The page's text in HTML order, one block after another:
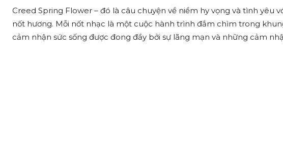
Creed Spring Flower – đó là câu chuyện về niềm hy vọng và tình yêu
nốt hương. Mỗi nốt nhạc là một cuộc hành trình đắm chìm trong
cảm nhận sức sống được đong đầy bởi sự lãng mạn và những cảm